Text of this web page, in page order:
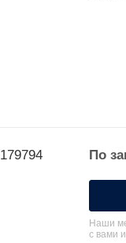
Авт. выкл. NB1-63Н 1Р 63А 10кА х-ка C (R) CHINT 179794 По
Наши
с вами